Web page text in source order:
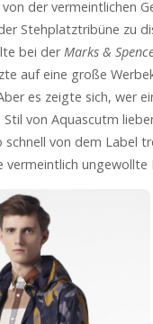
der vermeintlichen
Stehplatztribüne zu
bei derMarks &
auf eine große
es zeigte sich, wer
von Aquascutm
schnell von dem Label
vermeintlich ungewollte